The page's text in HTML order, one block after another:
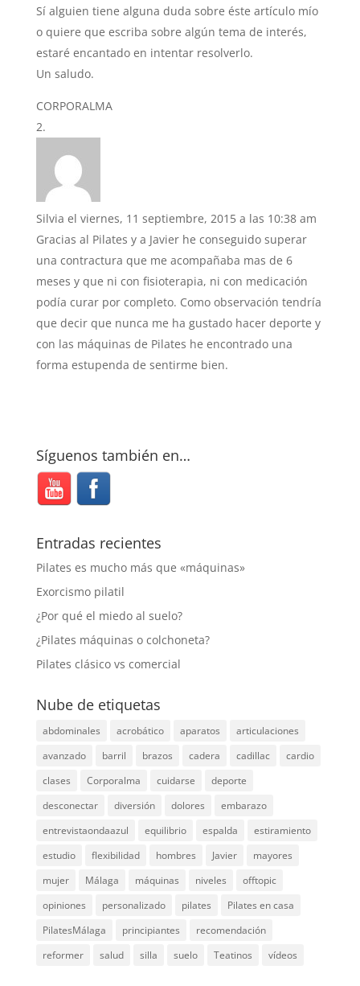
Sí alguien tiene alguna duda sobre éste artículo mío
o quiere que escriba sobre algún tema de interés,
estaré encantado en intentar resolverlo.
Un saludo.
CORPORALMA
Silvia el viernes, 11 septiembre, 2015 a las 10:38 am
Gracias al Pilates y a Javier he conseguido superar
una contractura que me acompañaba mas de 6
meses y que ni con fisioterapia, ni con medicación
podía curar por completo. Como observación tendría
que decir que nunca me ha gustado hacer deporte y
con las máquinas de Pilates he encontrado una
forma estupenda de sentirme bien.
Síguenos también en…
Entradas recientes
Pilates es mucho más que «máquinas»
Exorcismo pilatil
¿Por qué el miedo al suelo?
¿Pilates máquinas o colchoneta?
Pilates clásico vs comercial
Nube de etiquetas
abdominales acrobático aparatos
articulaciones
avanzado
barril brazos cadera cadillac
cardio
clases
Corporalma cuidarse
deporte
desconectar
diversión dolores
embarazo
entrevistaondaazul
equilibrio espalda
estiramiento
estudio
flexibilidad hombres Javier
mayores
mujer
Málaga máquinas niveles
offtopic
opiniones
personalizado pilates
Pilates en casa
PilatesMálaga
principiantes
recomendación
reformer
salud silla suelo Teatinos vídeos